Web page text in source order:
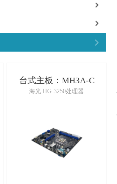
台式主板：MH3A-C
海光 HG-3250处理器